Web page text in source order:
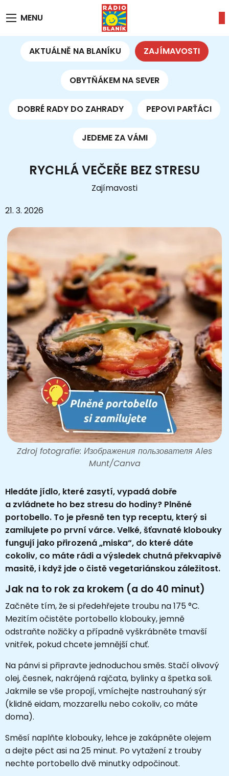
MENU
AKTUÁLNĚ NA BLANÍKU ZAJÍMAVOSTI
OBYTŇÁKEM NA SEVER
DOBRÉ RADY DO ZAHRADY PEPOVI PARŤÁCI
JEDEME ZA VÁMI
RYCHLÁ VEČEŘE BEZ STRESU
Zajímavosti
21. 3. 2026
Zdroj fotografie: Изображения пользователя Ales
Munt/Canva
Hledáte jídlo, které zasytí, vypadá dobře
a zvládnete ho bez stresu do hodiny? Plněné
portobello. To je přesně ten typ receptu, který si
zamilujete po první várce. Velké, šťavnaté klobouky
fungují jako přirozená „miska“, do které dáte
cokoliv, co máte rádi a výsledek chutná překvapivě
masitě, i když jde o čistě vegetariánskou záležitost.
Jak na to rok za krokem (a do 40 minut)
Začněte tím, že si předehřejete troubu na 175 °C.
Mezitím očistěte portobello klobouky, jemně
odstraňte nožičky a případně vyškrábněte tmavší
vnitřek, pokud chcete jemnější chuť.
Na pánvi si připravte jednoduchou směs. Stačí olivový
olej, česnek, nakrájená rajčata, bylinky a špetka soli.
Jakmile se vše propojí, vmíchejte nastrouhaný sýr
(klidně eidam, mozzarellu nebo cokoliv, co máte
doma).
Směsí naplňte klobouky, lehce je zakápněte olejem
a dejte péct asi na 25 minut. Po vytažení z trouby
nechte portobello dvě minutky odpočinout.